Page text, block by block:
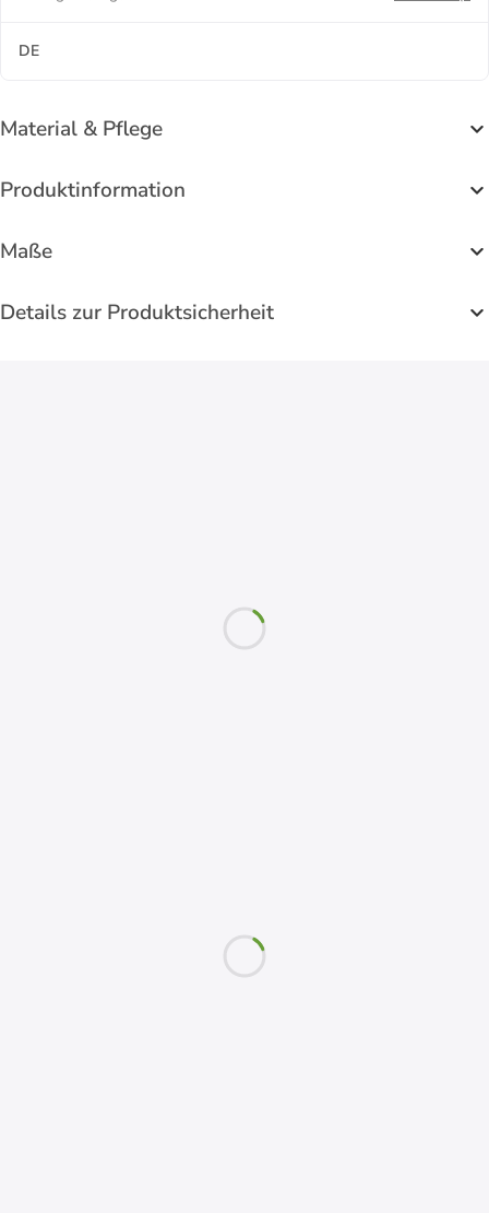
DE
Material & Pflege
Produktinformation
Maße
Details zur Produktsicherheit